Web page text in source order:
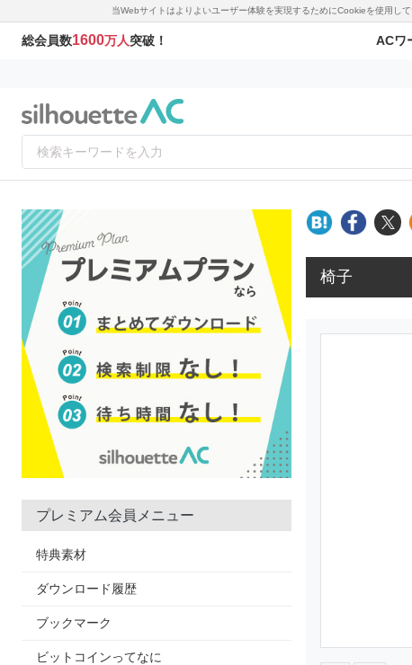
当Webサイトはよりよいユーザー体験を実現するためにCookieを使用し
総会員数1600万人突破！ ACワ
プレミアム会員メニュー
特典素材
ダウンロード履歴
ブックマーク
ビットコインってなに
椅子